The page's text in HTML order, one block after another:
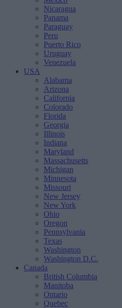
Nicaragua
Panama
Paraguay
Peru
Puerto Rico
Uruguay
Venezuela
USA
Alabama
Arizona
California
Colorado
Florida
Georgia
Illinois
Indiana
Maryland
Massachusetts
Michigan
Minnesota
Missouri
New Jersey
New York
Ohio
Oregon
Pennsylvania
Texas
Washington
Washington D.C.
Canada
British Columbia
Manitoba
Ontario
Quebec